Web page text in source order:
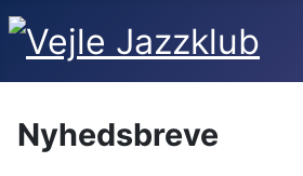
Nyhedsbreve